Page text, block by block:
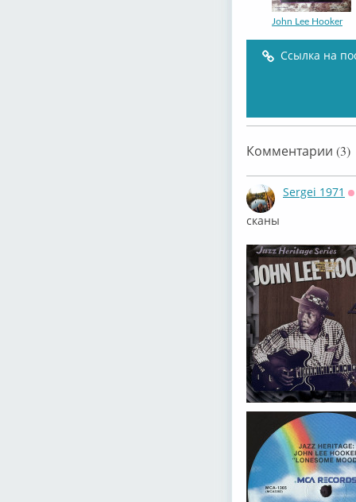
John Lee Hooker
John Lee Hooker
Ссылка на
Комментарии (3)
Sergei 1971
сканы